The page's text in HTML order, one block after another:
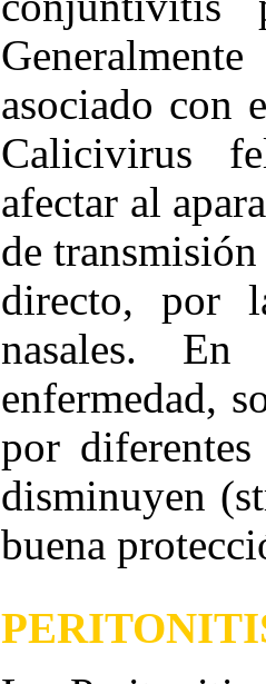
asociado con
Calicivirus
afectar al
de
directo, por
nasales.
enfermedad,
por
disminuyen
buena